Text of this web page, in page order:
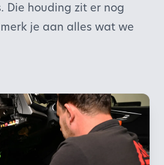
Die houding zit er nog
je aan alles wat we